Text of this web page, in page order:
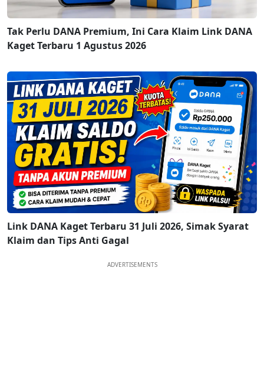
Tak Perlu DANA Premium, Ini Cara Klaim Link DANA
Kaget Terbaru 1 Agustus 2026
Link DANA Kaget Terbaru 31 Juli 2026, Simak Syarat
Klaim dan Tips Anti Gagal
ADVERTISEMENTS